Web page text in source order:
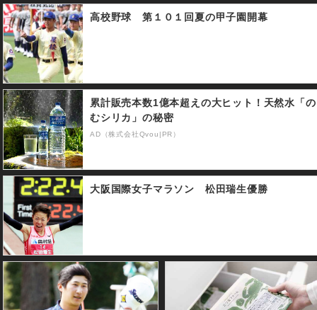
高校野球 第１０１回夏の甲子園開幕
累計販売本数1億本超えの大ヒット！天然水「の
むシリカ」の秘密
AD（株式会社Qvou|PR）
大阪国際女子マラソン 松田瑞生優勝